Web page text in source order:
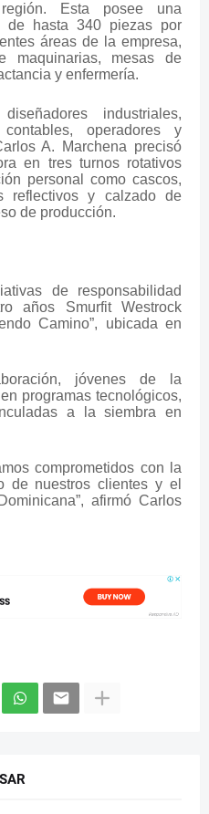
Esta posee una
de hasta 340 piezas por
áreas de la empresa,
maquinarias, mesas de
y enfermería.
industriales,
operadores y
A. Marchena precisó
en tres turnos rotativos
personal como cascos,
reflectivos y calzado de
de producción.
de responsabilidad
años Smurfit Westrock
Camino”, ubicada en
jóvenes de la
programas tecnológicos,
a la siembra en
comprometidos con la
de nuestros clientes y el
afirmó Carlos